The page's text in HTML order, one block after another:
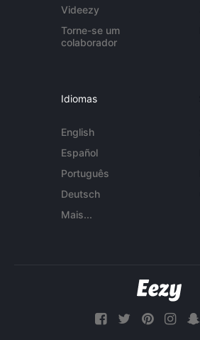
Videezy
Torne-se um
colaborador
Idiomas
English
Español
Português
Deutsch
Mais...